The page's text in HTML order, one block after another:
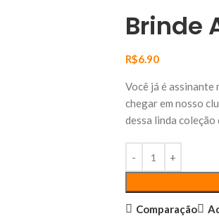
Brinde
R$6.90
Você já é assinante
chegar em nosso
dessa linda
Comparação